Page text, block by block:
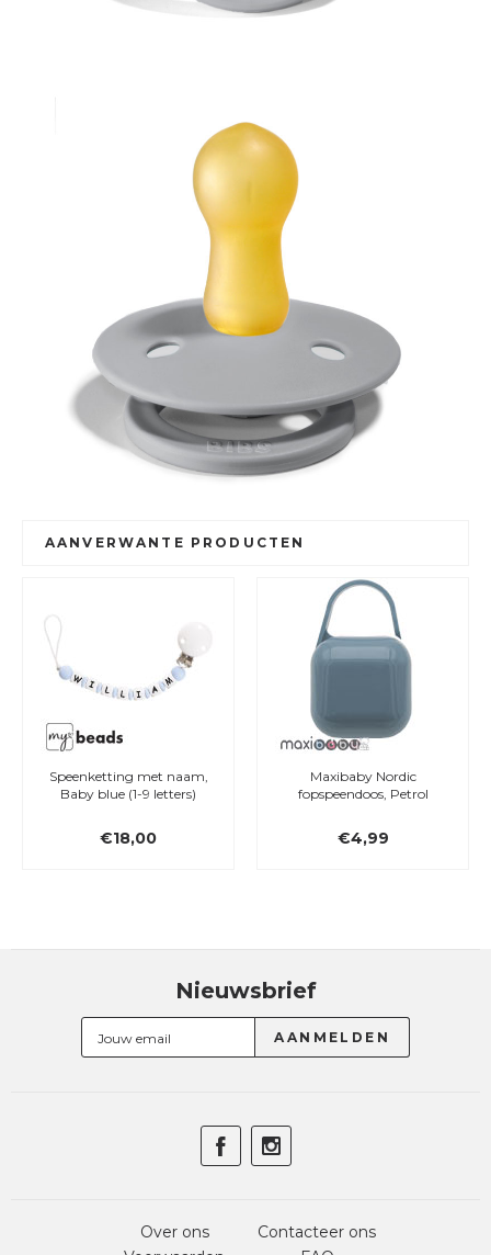
AANVERWANTE PRODUCTEN
Speenketting met naam,
Baby blue (1-9 letters)
€18,00
Maxibaby Nordic
fopspeendoos, Petrol
€4,99
Nieuwsbrief
Over ons
Contacteer ons